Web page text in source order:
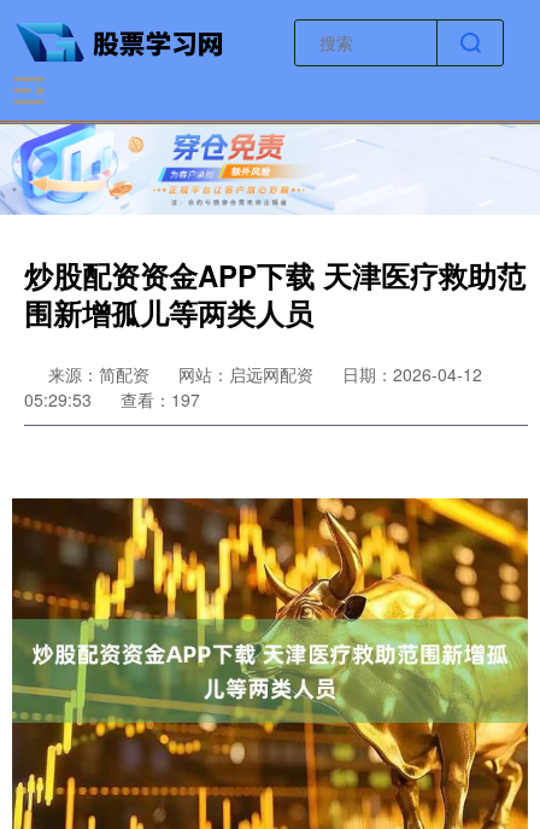
炒股配资资金APP下载 天津医疗救助范
围新增孤儿等两类人员
来源：简配资 网站：启远网配资
日期：2026-04-12
05:29:53
查看：197